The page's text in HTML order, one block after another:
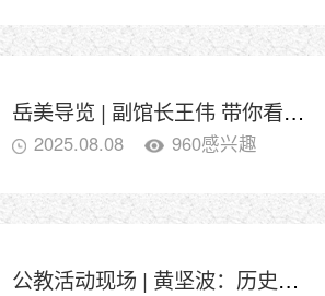
岳美导览 | 副馆长王伟 带你看展览
2025.08.08 960感兴趣
公教活动现场 | 黄坚波：历史的荣光一一岳阳传统雕塑探究